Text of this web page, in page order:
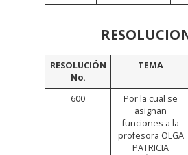
RESOLUCIÓN
No.
TEMA
600
Por la cual se
asignan
funciones a la
profesora OLGA
PATRICIA